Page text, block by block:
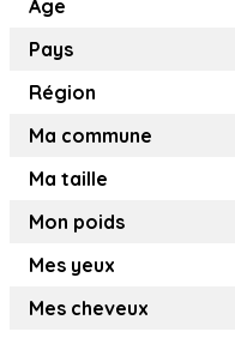
Age
Pays
Région
Ma commune
Ma taille
Mon poids
Mes yeux
Mes cheveux